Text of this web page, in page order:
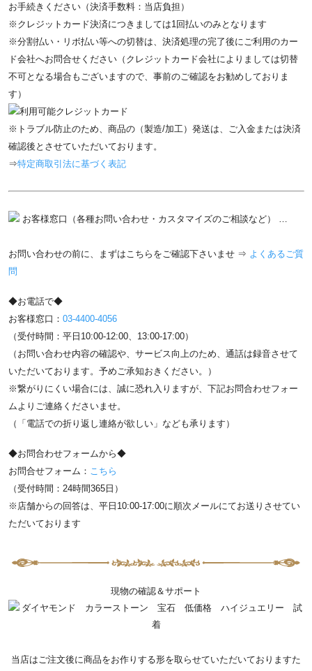
お手続きください（決済手数料：当店負担）
※クレジットカード決済につきましては1回払いのみとなります
※分割払い・リボ払い等への切替は、決済処理の完了後にご利用のカー
ド会社へお問合せください（クレジットカード会社によりましては切替
不可となる場合もございますので、事前のご確認をお勧めしておりま
す）
※トラブル防止のため、商品の（製造/加工）発送は、ご入金または決済
確認後とさせていただいております。
⇒特定商取引法に基づく表記
お客様窓口（各種お問い合わせ・カスタマイズのご相談など） …
お問い合わせの前に、まずはこちらをご確認下さいませ ⇒ よくあるご質
問
◆お電話で◆
お客様窓口： 03-4400-4056
（受付時間：平日10:00-12:00、13:00-17:00）
（お問い合わせ内容の確認や、サービス向上のため、通話は録音させて
いただいております。予めご承知おきください。）
※繋がりにくい場合には、誠に恐れ入りますが、下記お問合わせフォー
ムよりご連絡くださいませ。
（「電話での折り返し連絡が欲しい」なども承ります）
◆お問合わせフォームから◆
お問合せフォーム： こちら
（受付時間：24時間365日）
※店舗からの回答は、平日10:00-17:00に順次メールにてお送りさせてい
ただいております
現物の確認＆サポート
当店はご注文後に商品をお作りする形を取らせていただいておりますた